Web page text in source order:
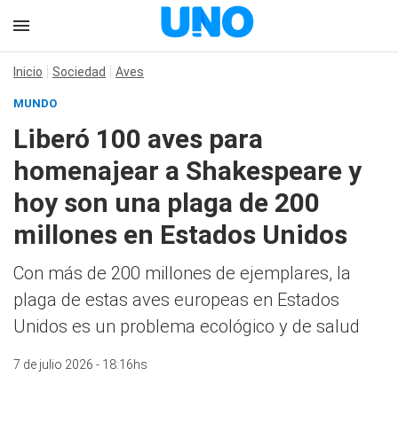
Inicio Sociedad Aves
MUNDO
Liberó 100 aves para
homenajear a Shakespeare y
hoy son una plaga de 200
millones en Estados Unidos
Con más de 200 millones de ejemplares, la
plaga de estas aves europeas en Estados
Unidos es un problema ecológico y de salud
7 de julio 2026 - 18:16hs